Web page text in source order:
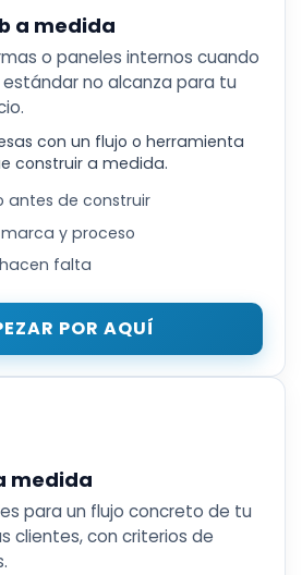
a medida
o paneles internos cuando
no alcanza para tu
con un flujo o herramienta
construir a medida.
antes de construir
y proceso
falta
POR AQUÍ
medida
para un flujo concreto de tu
clientes, con criterios de